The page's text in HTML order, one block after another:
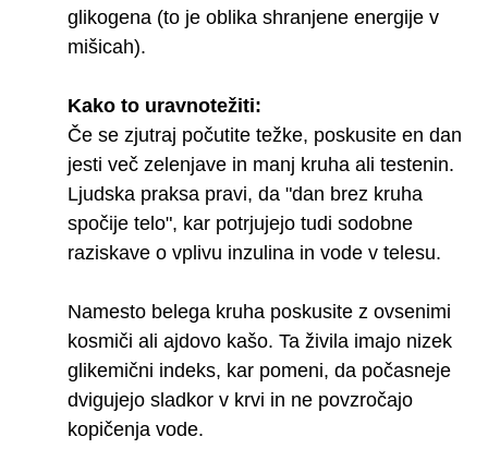
glikogena (to je oblika shranjene energije v
mišicah).
Kako to uravnotežiti:
Če se zjutraj počutite težke, poskusite en dan
jesti več zelenjave in manj kruha ali testenin.
Ljudska praksa pravi, da "dan brez kruha
spočije telo", kar potrjujejo tudi sodobne
raziskave o vplivu inzulina in vode v telesu.
Namesto belega kruha poskusite z ovsenimi
kosmiči ali ajdovo kašo. Ta živila imajo nizek
glikemični indeks, kar pomeni, da počasneje
dvigujejo sladkor v krvi in ne povzročajo
kopičenja vode.